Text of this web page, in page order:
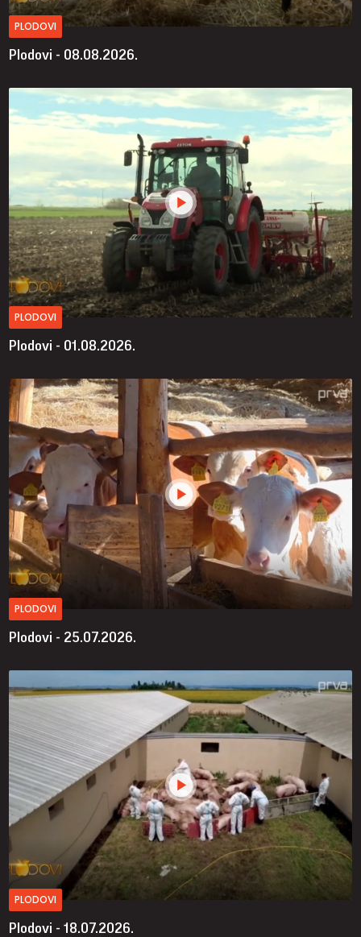
PLODOVI
Plodovi - 08.08.2026.
PLODOVI
Plodovi - 01.08.2026.
PLODOVI
Plodovi - 25.07.2026.
PLODOVI
Plodovi - 18.07.2026.